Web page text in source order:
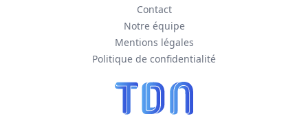
Contact
Notre équipe
Mentions légales
Politique de confidentialité